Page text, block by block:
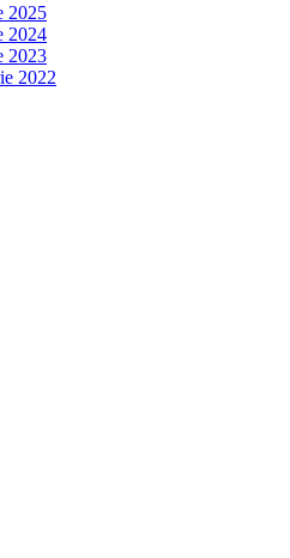
2025
2024
2023
2022